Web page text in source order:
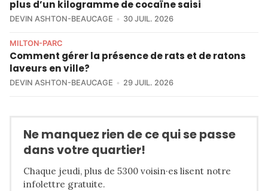
plus d’un kilogramme de cocaïne saisi
DEVIN ASHTON-BEAUCAGE 30 JUIL. 2026
MILTON-PARC
Comment gérer la présence de rats et de ratons
laveurs en ville?
DEVIN ASHTON-BEAUCAGE 29 JUIL. 2026
Ne manquez rien de ce qui se passe
dans votre quartier!
Chaque jeudi, plus de 5300 voisin·es lisent notre
infolettre gratuite.